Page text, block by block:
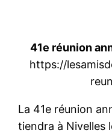
41e réunion
https://
La 41e réunion
tiendra à Nivelles